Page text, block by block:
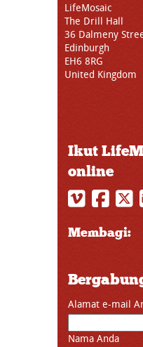
LifeMosaic
The Drill Hall
36 Dalmeny
Edinburgh
EH6 8RG
United Kingdom
Ikut
online
Membagi:
Alamat e-mail
Nama Anda